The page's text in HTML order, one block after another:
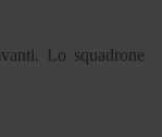
Lo squadrone